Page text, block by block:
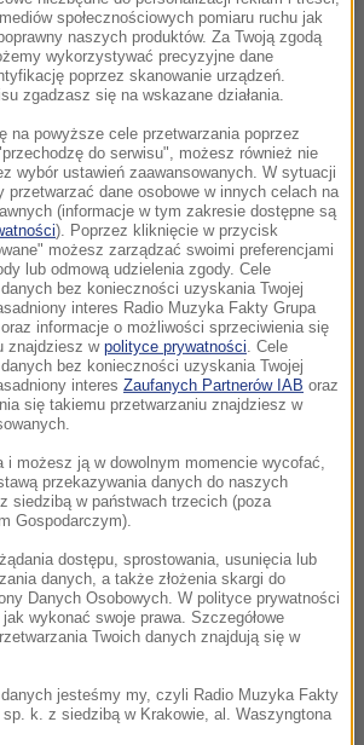
Marcina Kuźmińskiego -
Teatru im. Juliusza Słowackiego
teatru.
urodził się 1 marca 1964 roku w
ukończył szkołę teatralną. Na
kariery był związany z Teatrem
w Łodzi. Później pracował w
Słowackiego w Krakowie, gdzie
m.in.: "Wieczór trzech
(reż. Maciej Prus), "Czarownice
"Idiota" F. Dostojewskiego,
T. Manna (wszystkie w reż.
A. Mickiewicza. Był znany
ekranu. Wystąpił w takich
Anioł", "Cud w Krakowie",
- "Czerwony pająk". Miłośnicy
m.in. z "Barw szczęścia",
Agaty".
społecznościowych pomiaru ruchu jak
naszych produktów. Za Twoją zgodą
wykorzystywać precyzyjne dane
poprzez skanowanie urządzeń.
zgadzasz się na wskazane działania.
na powyższe cele przetwarzania poprzez
do serwisu", możesz również nie
wybór ustawień zaawansowanych. W sytuacji
przetwarzać dane osobowe w innych celach na
(informacje w tym zakresie dostępne są
). Poprzez kliknięcie w przycisk
możesz zarządzać swoimi preferencjami
lub odmową udzielenia zgody. Cele
bez konieczności uzyskania Twojej
interes Radio Muzyka Fakty Grupa
informacje o możliwości sprzeciwienia się
znajdziesz w polityce prywatności . Cele
bez konieczności uzyskania Twojej
interes Zaufanych Partnerów IAB oraz
się takiemu przetwarzaniu znajdziesz w
i możesz ją w dowolnym momencie wycofać,
przekazywania danych do naszych
siedzibą w państwach trzecich (poza
Gospodarczym).
dostępu, sprostowania, usunięcia lub
danych, a także złożenia skargi do
Danych Osobowych. W polityce prywatności
wykonać swoje prawa. Szczegółowe
Twoich danych znajdują się w
jesteśmy my, czyli Radio Muzyka Fakty
k. z siedzibą w Krakowie, al. Waszyngtona